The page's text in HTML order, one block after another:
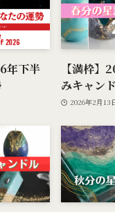
年下半
【満枠】
みキャン
2026年2月13